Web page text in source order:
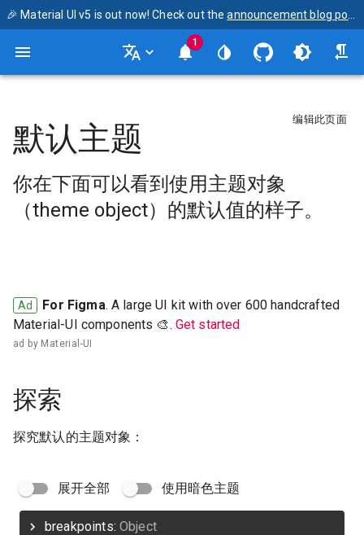
🎉 Material UI v5 is out now! Check out the announcement blog post
1
编辑此页面
默认主题
你在下面可以看到使用主题对象
（theme object）的默认值的样子。
For Figma. A large UI kit with over 600 handcrafted
Material-UI components 🎨.
ad by Material-UI
探索
探究默认的主题对象：
展开全部 使用暗色主题
breakpoints: Object